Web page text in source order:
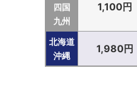
四国
九州
1,100円
北海道
沖縄
1,980円